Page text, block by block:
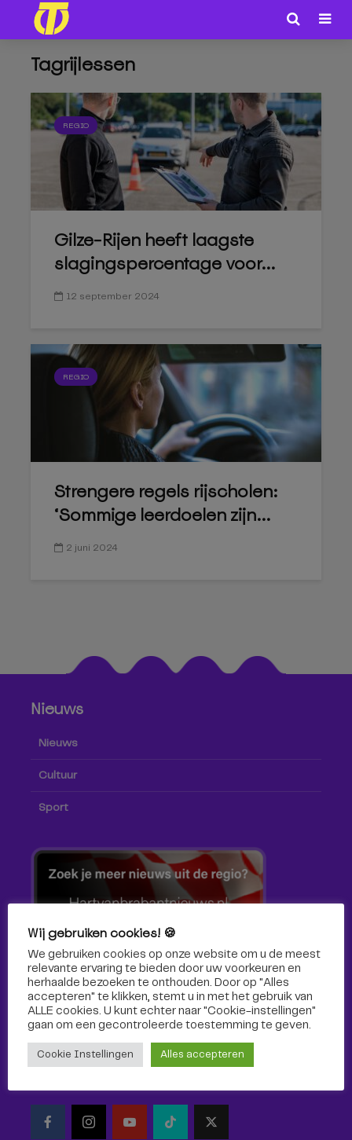
Tagrijlessen
REGIO
Gilze-Rijen heeft laagste
slagingspercentage voor...
12 september 2024
REGIO
Strengere regels rijscholen:
‘Sommige leerdoelen zijn...
2 juni 2024
Nieuws
Nieuws
Cultuur
Sport
Volg ons!
Volg Omroep Tilburg niet alleen hier, maar ook via social
Wij gebruiken cookies! 🍪
We gebruiken cookies op onze website om u de meest
relevante ervaring te bieden door uw voorkeuren en
herhaalde bezoeken te onthouden. Door op "Alles
accepteren" te klikken, stemt u in met het gebruik van
ALLE cookies. U kunt echter naar "Cookie-instellingen"
gaan om een ​​gecontroleerde toestemming te geven.
Cookie Instellingen Alles accepteren